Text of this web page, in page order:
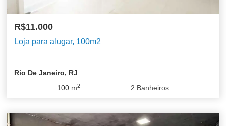
R$11.000
Loja para alugar, 100m2
Rio De Janeiro, RJ
100 m2 2 Banheiros